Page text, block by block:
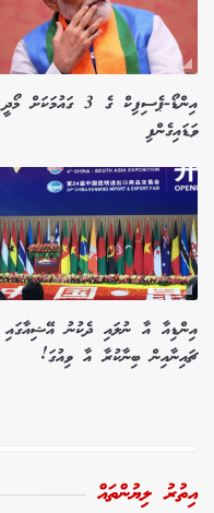
އިންޑޯ-ޕެސިފިކް ގެ 3 ގައުމަކަށް މޯދީ
ވަޑައިގެންފި
އިންޑިއާ އާ ނުލައި ދެކުނު އޭޝިއާގައި
ޗައިނާއިން ބިނާކުރާ އާ ވިއުގަ!
އިތުރު ލިޔުންތައް